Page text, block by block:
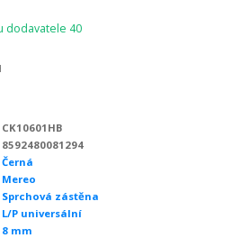
dodavatele 40
CK10601HB
8592480081294
Černá
Mereo
Sprchová zástěna
L/P universální
8 mm